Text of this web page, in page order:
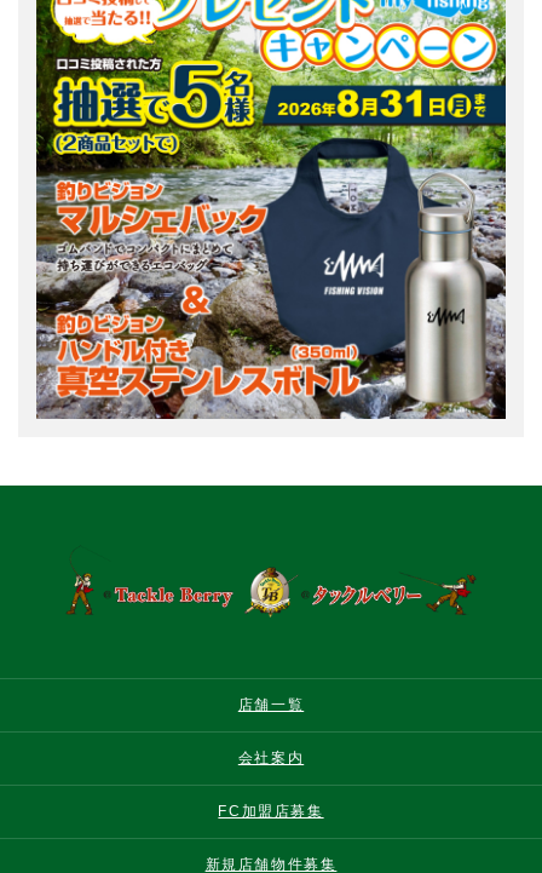
店舗一覧
会社案内
FC加盟店募集
新規店舗物件募集